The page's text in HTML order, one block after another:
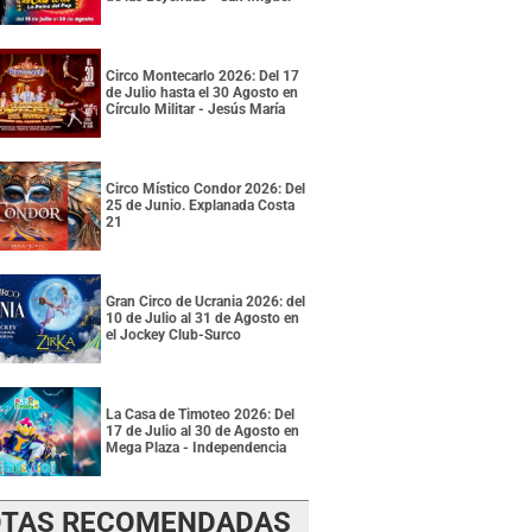
Circo Montecarlo 2026: Del 17
de Julio hasta el 30 Agosto en
Círculo Militar - Jesús María
Circo Místico Condor 2026: Del
25 de Junio. Explanada Costa
21
Gran Circo de Ucrania 2026: del
10 de Julio al 31 de Agosto en
el Jockey Club-Surco
La Casa de Timoteo 2026: Del
17 de Julio al 30 de Agosto en
Mega Plaza - Independencia
RECOMENDADAS